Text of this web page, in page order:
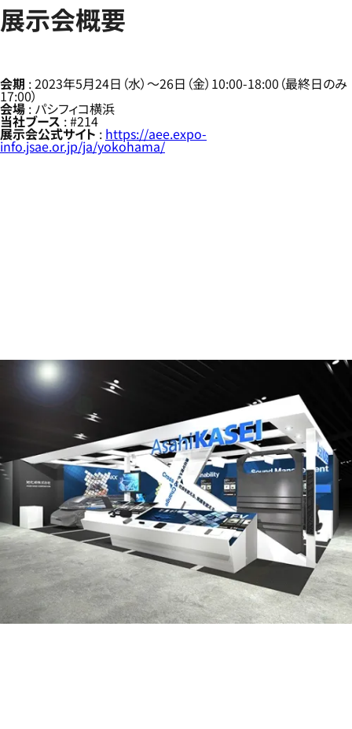
展示会概要
会期 : 2023年5月24日（水）～26日（金）10:00-18:00（最終日のみ
17:00）
会場: パシフィコ横浜
当社ブース: #214
展示会公式サイト : https://aee.expo-
info.jsae.or.jp/ja/yokohama/